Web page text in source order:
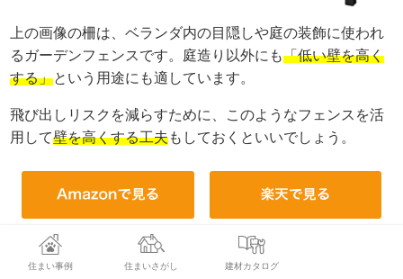
上の画像の柵は、ベランダ内の目隠しや庭の装飾に使われ
るガーデンフェンスです。庭造り以外にも「低い壁を高く
する」という用途にも適しています。
飛び出しリスクを減らすために、このようなフェンスを活
用して壁を高くする工夫もしておくといいでしょう。
【子犬・シニア犬】体力に合わせた遊び・滑らな
住まい事例 住まいさがし 建材カタログ